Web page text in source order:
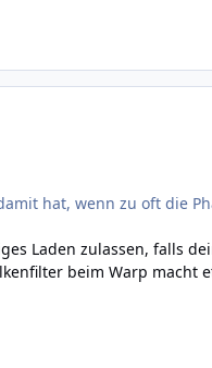
hat, wenn zu oft die
Laden zulassen, falls
beim Warp macht